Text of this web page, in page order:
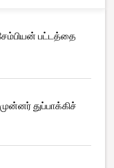
பட்டத்தை
துப்பாக்கிச்